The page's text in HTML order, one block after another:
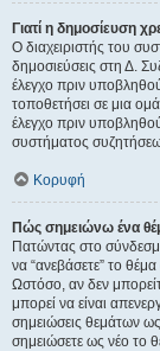
Γιατί η δημοσίευση
Ο διαχειριστής του
δημοσιεύσεις στη Δ.
έλεγχο πριν
τοποθετήσει σε μια
έλεγχο πριν
συστήματος
Κορυφή
Πώς σημειώνω ένα
Πατώντας στο
να “ανεβάσετε” το
Ωστόσο, αν δεν
μπορεί να είναι
σημειώσεις θεμάτων ως
σημειώσετε ως νέο το